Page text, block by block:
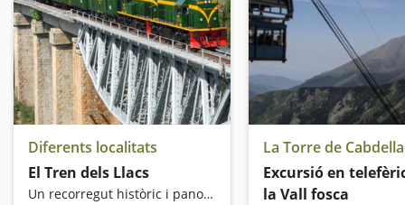
Diferents localitats
El Tren dels Llacs
Un recorregut històric i panoràmic al Prepirineu de Lleida
La Torre de Cabdella
Excursió en
la Vall fosca